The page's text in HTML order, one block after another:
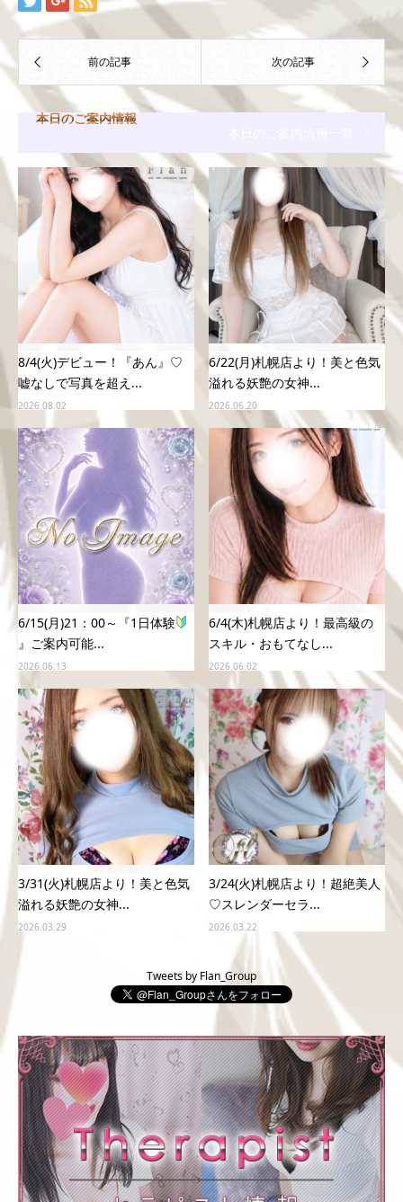
本日のご案内情報
8/4(火)デビュー！『あん』♡
嘘なしで写真を超え...
2026.08.02
6/22(月)札幌店より！美と色気
溢れる妖艶の女神...
2026.06.20
6/15(月)21：00～『1日体験
』ご案内可能...
2026.06.13
6/4(木)札幌店より！最高級の
スキル・おもてなし...
2026.06.02
3/31(火)札幌店より！美と色気
溢れる妖艶の女神...
2026.03.29
3/24(火)札幌店より！超絶美人
♡スレンダーセラ...
2026.03.22
Tweets by Flan_Group